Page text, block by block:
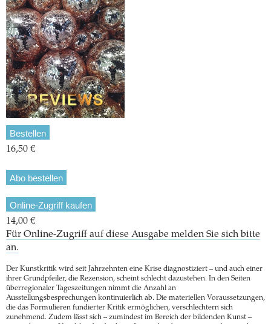
Bestellen
16,50 €
Abo bestellen
Online-Zugriff kaufen
14,00 €
Für Online-Zugriff auf diese Ausgabe melden Sie sich bitte
an.
Der Kunstkritik wird seit Jahrzehnten eine Krise diagnostiziert – und auch einer
ihrer Grundpfeiler, die Rezension, scheint schlecht dazustehen. In den Seiten
überregionaler Tageszeitungen nimmt die Anzahl an
Ausstellungsbesprechungen kontinuierlich ab. Die materiellen Voraussetzungen,
die das Formulieren fundierter Kritik ermöglichen, verschlechtern sich
zunehmend. Zudem lässt sich – zumindest im Bereich der bildenden Kunst –